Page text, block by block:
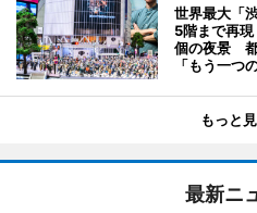
世界最大「
5階まで再
個の夜景 都
「もう一つ
もっと
最新ニ